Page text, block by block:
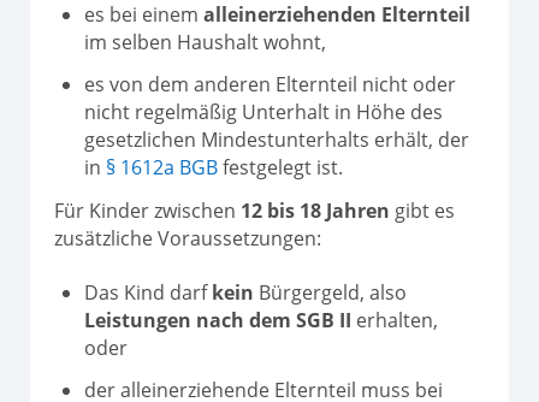
es bei einem alleinerziehenden Elternteil
im selben Haushalt wohnt,
es von dem anderen Elternteil nicht oder
nicht regelmäßig Unterhalt in Höhe des
gesetzlichen Mindestunterhalts erhält, der
in § 1612a BGBfestgelegt ist.
Für Kinder zwischen 12 bis 18 Jahren gibt es
zusätzliche Voraussetzungen:
Das Kind darfkein Bürgergeld, also
Leistungen nach dem SGB II erhalten,
oder
der alleinerziehende Elternteil muss bei